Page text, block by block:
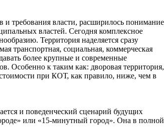
и требования власти, расширилось понимание
властей. Сегодня комплексное
Территория наделяется сразу
транспортная, социальная, коммерческая
более крупные и современные
Особенно к таким как: дворовая территория,
при КОТ, как правило, ниже, чем в
и поведенческий сценарий будущих
или «15-минутный город». Она в полной